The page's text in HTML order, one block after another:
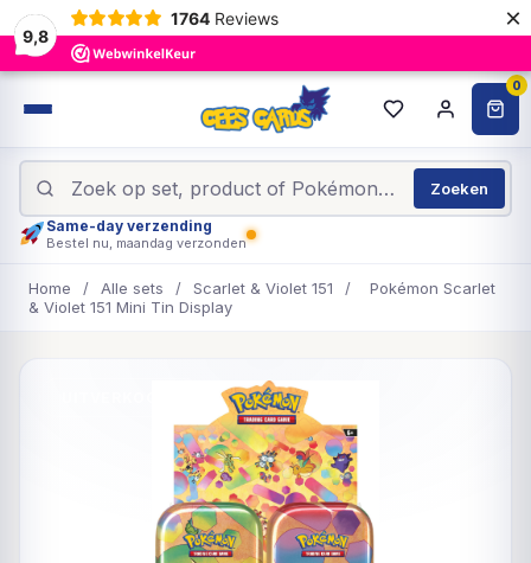
9,8
1764 Reviews ×
0
Zoeken
Same-day verzending
Bestel nu, maandag verzonden
Home / Alle sets / Scarlet & Violet 151 /
Pokémon Scarlet
& Violet 151 Mini Tin Display